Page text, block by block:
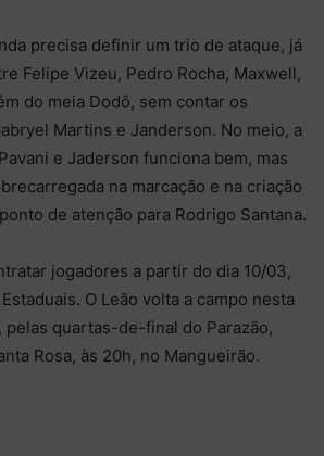
precisa definir um trio de ataque, já
Felipe Vizeu, Pedro Rocha, Maxwell,
do meia Dodô, sem contar os
Martins e Janderson. No meio, a
e Jaderson funciona bem, mas
na marcação e na criação
de atenção para Rodrigo Santana.
jogadores a partir do dia 10/03,
O Leão volta a campo nesta
quartas-de-final do Parazão,
Rosa, às 20h, no Mangueirão.